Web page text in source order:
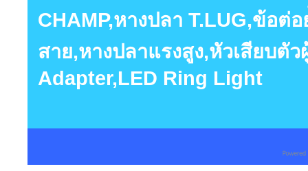
CHAMP,หางปลา T.LUG,ข้อ
สาย,หางปลาแรงสูง,หัวเสียบตั
Adapter,LED Ring Light